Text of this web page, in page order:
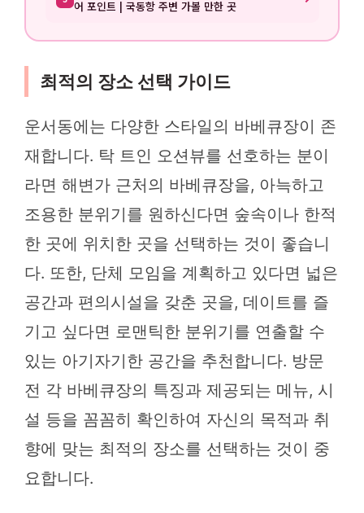
어 포인트 | 국동항 주변 가볼 만한 곳
최적의 장소 선택 가이드
운서동에는 다양한 스타일의 바베큐장이 존
재합니다. 탁 트인 오션뷰를 선호하는 분이
라면 해변가 근처의 바베큐장을, 아늑하고
조용한 분위기를 원하신다면 숲속이나 한적
한 곳에 위치한 곳을 선택하는 것이 좋습니
다. 또한, 단체 모임을 계획하고 있다면 넓은
공간과 편의시설을 갖춘 곳을, 데이트를 즐
기고 싶다면 로맨틱한 분위기를 연출할 수
있는 아기자기한 공간을 추천합니다. 방문
전 각 바베큐장의 특징과 제공되는 메뉴, 시
설 등을 꼼꼼히 확인하여 자신의 목적과 취
향에 맞는 최적의 장소를 선택하는 것이 중
요합니다.